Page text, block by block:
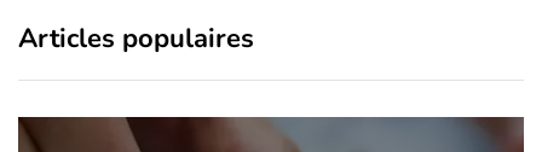
Articles populaires